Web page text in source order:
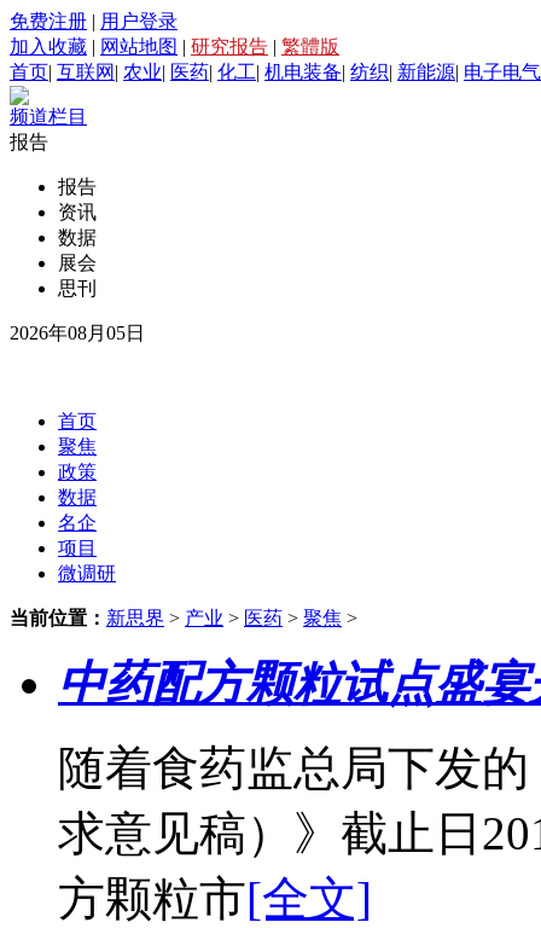
免费注册 | 用户登录
加入收藏 | 网站地图 | 研究报告 | 繁體版
首页| 互联网 | 农业| 医药| 化工| 机电装备| 纺织| 新能源| 电子电气
频道栏目
报告
报告
资讯
数据
展会
思刊
2026年08月05日
首页
聚焦
政策
数据
名企
项目
微调研
当前位置： 新思界 > 产业 > 医药 > 聚焦 >
中药配方颗粒试点盛
随着食药监总局下发
求意见稿）》截止日
方颗粒市[全文]